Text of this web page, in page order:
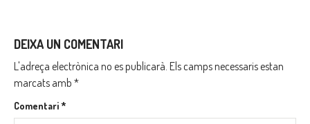
DEIXA UN COMENTARI
L'adreça electrònica no es publicarà. Els camps necessaris estan
marcats amb *
Comentari*